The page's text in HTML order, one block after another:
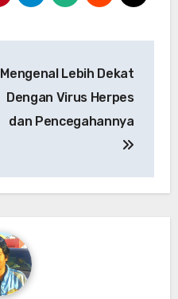
Mengenal Lebih Dekat
Dengan Virus Herpes
dan Pencegahannya